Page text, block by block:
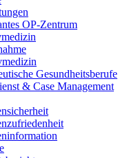
OP-Zentrum
Gesundheitsberufe
& Case Management